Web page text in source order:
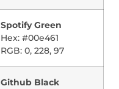
Spotify Green
Hex: #00e461
RGB: 0, 228, 97
Github Black